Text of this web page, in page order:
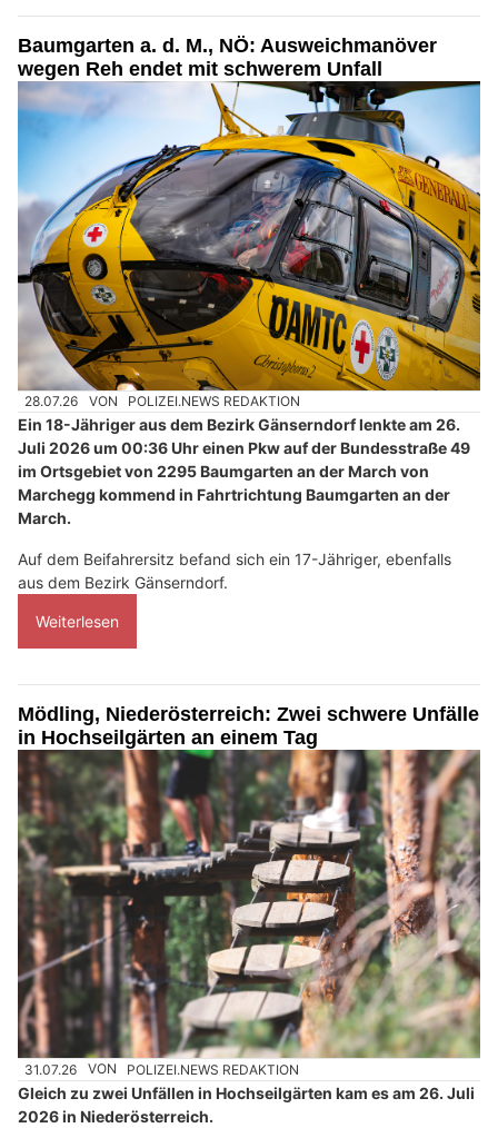
Baumgarten a. d. M., NÖ: Ausweichmanöver
wegen Reh endet mit schwerem Unfall
28.07.26 VON POLIZEI.NEWS REDAKTION
Ein 18-Jähriger aus dem Bezirk Gänserndorf lenkte am 26.
Juli 2026 um 00:36 Uhr einen Pkw auf der Bundesstraße 49
im Ortsgebiet von 2295 Baumgarten an der March von
Marchegg kommend in Fahrtrichtung Baumgarten an der
March.
Auf dem Beifahrersitz befand sich ein 17-Jähriger, ebenfalls
aus dem Bezirk Gänserndorf.
Weiterlesen
Mödling, Niederösterreich: Zwei schwere Unfälle
in Hochseilgärten an einem Tag
31.07.26 VON POLIZEI.NEWS REDAKTION
Gleich zu zwei Unfällen in Hochseilgärten kam es am 26. Juli
2026 in Niederösterreich.